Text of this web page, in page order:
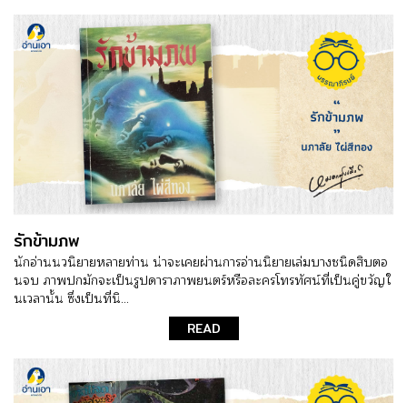
รักข้ามภพ
นักอ่านนวนิยายหลายท่าน น่าจะเคยผ่านการอ่านนิยายเล่มบางชนิดสิบตอ
นจบ ภาพปกมักจะเป็นรูปดาราภาพยนตร์หรือละครโทรทัศน์ที่เป็นคู่ขวัญใ
นเวลานั้น ซึ่งเป็นที่นิ...
READ